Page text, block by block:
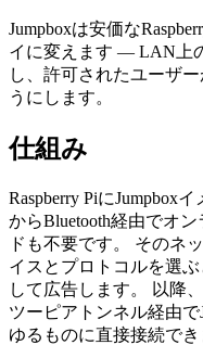
Jumpboxは安価な
イに変えます — LAN上
し、許可されたユーザ
うにします。
仕組み
Raspberry PiにJumpbox
からBluetooth経由でオ
ドも不要です。 そのネ
イスとプロトコルを選
して広告します。 以降
ツーピアトンネル経由
ゆるものに直接接続でき